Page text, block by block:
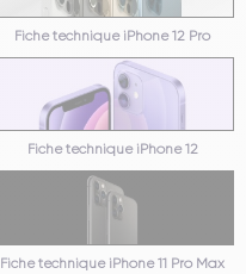
Fiche technique iPhone 12 Pro
Fiche technique iPhone 12
Fiche technique iPhone 11 Pro Max